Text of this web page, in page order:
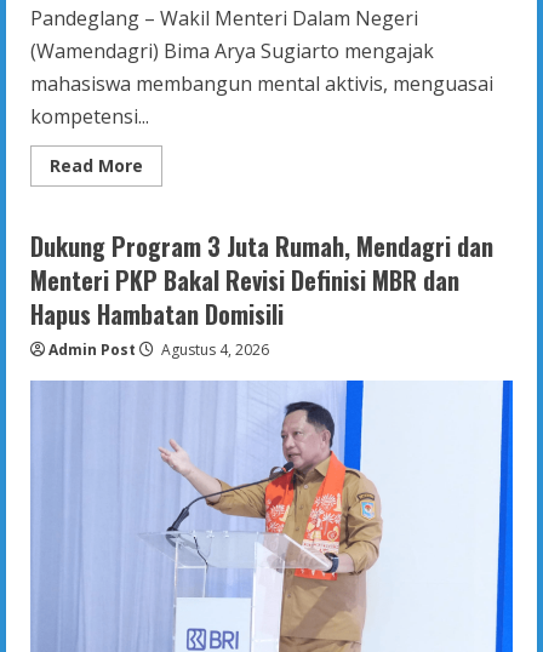
Pandeglang – Wakil Menteri Dalam Negeri
(Wamendagri) Bima Arya Sugiarto mengajak
mahasiswa membangun mental aktivis, menguasai
kompetensi...
Read More
more
Arya
Ajak
Mahasiswa
Jadi
Aktivis
Saing
dan
Dukung Program 3 Juta Rumah, Mendagri dan
Menteri PKP Bakal Revisi Definisi MBR dan
Hapus Hambatan Domisili
Admin Post Agustus 4, 2026